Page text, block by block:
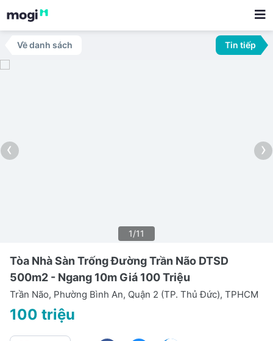
Về danh sách Tin tiếp
‹ ›
1/11
Tòa Nhà Sàn Trống Đường Trần Não DTSD
500m2 - Ngang 10m Giá 100 Triệu
Trần Não, Phường Bình An, Quận 2 (TP. Thủ Đức), TPHCM
100 triệu